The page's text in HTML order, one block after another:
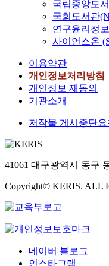
국립중앙도
국회도서관
연구윤리정
사이언스온
이용약관
개인정보처리방침
개인정보 재동의
기관소개
저작물 게시중단요
41061 대구광역시 동구
Copyright© KERIS. ALL
네이버 블로그
인스타그램